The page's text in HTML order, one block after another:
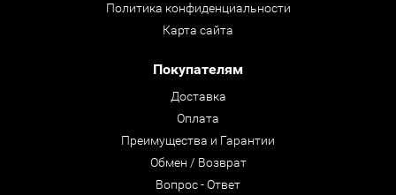
Политика конфиденциальности
Карта сайта
Покупателям
Доставка
Оплата
Преимущества и Гарантии
Обмен / Возврат
Вопрос - Ответ